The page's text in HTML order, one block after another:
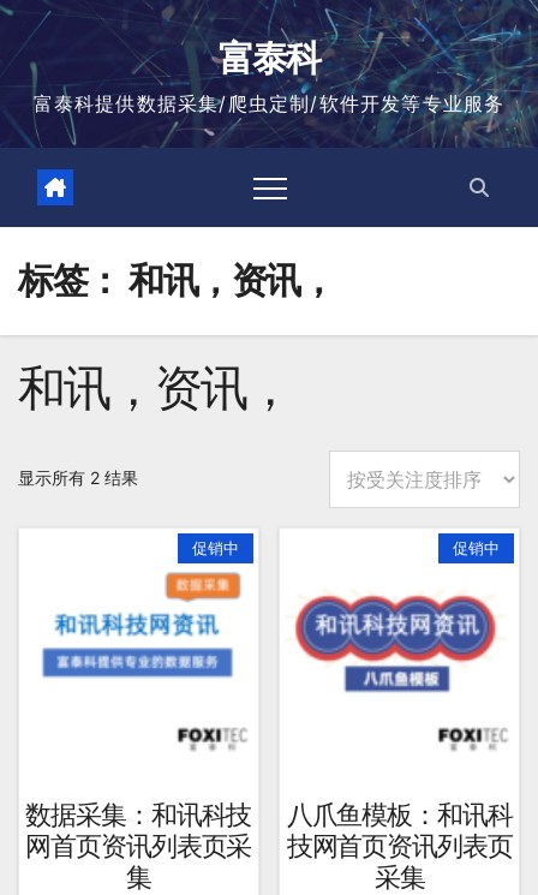
跳
富泰科
富泰科提供数据采集/爬虫定制/软件开发等专业服务
标签： 和讯，资讯，
和讯，资讯，
显示所有 2 结果按
评
序
促销中
数据采集：和讯科技
网首页资讯列表页采
集
促销中
八爪鱼模板：和讯科
技网首页资讯列表页
采集